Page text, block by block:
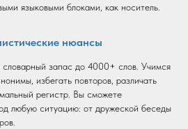
языковыми блоками, как носитель.
нюансы
запас до 4000+ слов. Учимся
избегать повторов, различать
регистр. Вы сможете
любую ситуацию: от дружеской беседы